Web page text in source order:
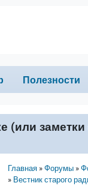
Полезности
заметки
Строка
Главная Форумы
Вестник старого